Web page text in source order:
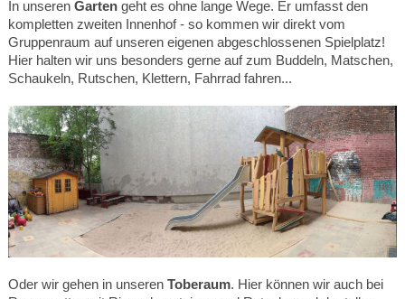
In unseren Gartengeht es ohne lange Wege. Er umfasst den
kompletten zweiten Innenhof - so kommen wir direkt vom
Gruppenraum auf unseren eigenen abgeschlossenen Spielplatz!
Hier halten wir uns besonders gerne auf zum Buddeln, Matschen,
Schaukeln, Rutschen, Klettern, Fahrrad fahren...
Oder wir gehen in unseren Toberaum. Hier können wir auch bei